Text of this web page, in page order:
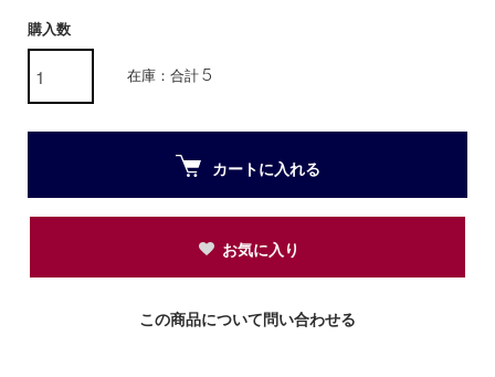
購入数
在庫：合計 5
カートに入れる
お気に入り
この商品について問い合わせる